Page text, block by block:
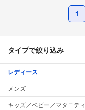
1
タイプで絞り込み
レディース
メンズ
キッズ／ベビー／マタニティ